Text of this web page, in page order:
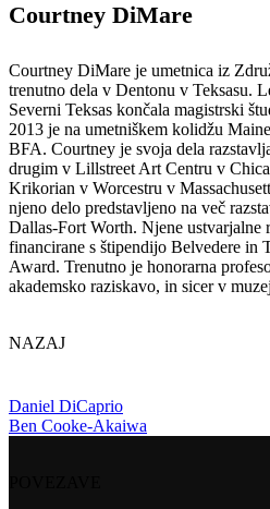
Courtney DiMare
Courtney DiMare je umetnica iz
trenutno dela v Dentonu v Teksasu.
Severni Teksas končala magistrski
2013 je na umetniškem kolidžu
BFA. Courtney je svoja dela
drugim v Lillstreet Art Centru v
Krikorian v Worcestru v
njeno delo predstavljeno na več
Dallas-Fort Worth. Njene ustvarjalne
financirane s štipendijo Belvedere in
Award. Trenutno je honorarna
akademsko raziskavo, in sicer v
NAZAJ
Daniel DiCaprio
Ben Cooke-Akaiwa